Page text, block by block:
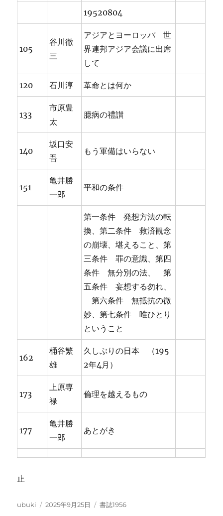
19520804
105
谷川徹
三
アジアとヨーロッパ 世
界連邦アジア会議に出席
して
120 石川淳 革命とは何か
133
市原豊
太
臆病の禮讃
140
坂口安
吾
もう軍備はいらない
151
亀井勝
一郎
平和の条件
第一条件 発想方法の転
換、第二条件 救済観念
の崩壊、堪えること、第
三条件 罪の意識、第四
条件 無分別の法、 第
五条件 妄想する勿れ、
第六条件 無抵抗の微
妙、第七条件 唯ひとり
ということ
162
桶谷繁
雄
久しぶりの日本 （195
2年4月）
173
上原専
禄
倫理を越えるもの
177
亀井勝
一郎
あとがき
止
投
ubuki
投
2025年9月25日
カ
書誌1956